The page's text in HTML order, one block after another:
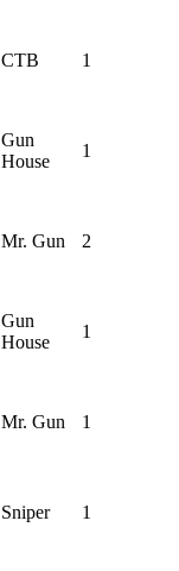
CTB 1
Gun
House
1
Mr. Gun 2
Gun
House
1
Mr. Gun 1
Sniper 1